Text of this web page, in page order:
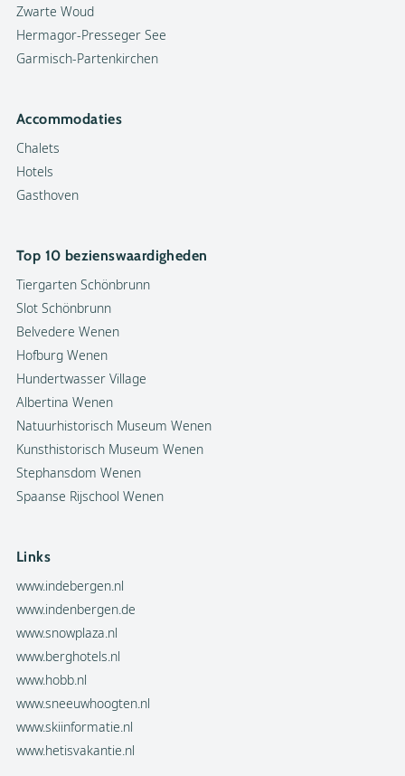
Zwarte Woud
Hermagor-Presseger See
Garmisch-Partenkirchen
Accommodaties
Chalets
Hotels
Gasthoven
Top 10 bezienswaardigheden
Tiergarten Schönbrunn
Slot Schönbrunn
Belvedere Wenen
Hofburg Wenen
Hundertwasser Village
Albertina Wenen
Natuurhistorisch Museum Wenen
Kunsthistorisch Museum Wenen
Stephansdom Wenen
Spaanse Rijschool Wenen
Links
www.indebergen.nl
www.indenbergen.de
www.snowplaza.nl
www.berghotels.nl
www.hobb.nl
www.sneeuwhoogten.nl
www.skiinformatie.nl
www.hetisvakantie.nl